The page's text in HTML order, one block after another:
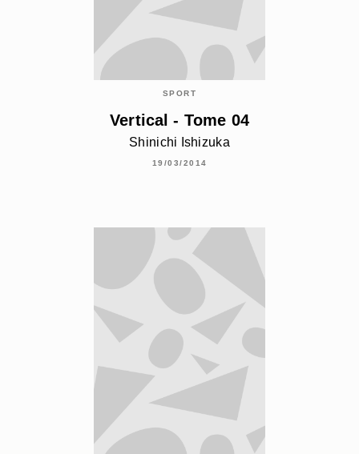
SPORT
Vertical - Tome 04
Shinichi Ishizuka
19/03/2014